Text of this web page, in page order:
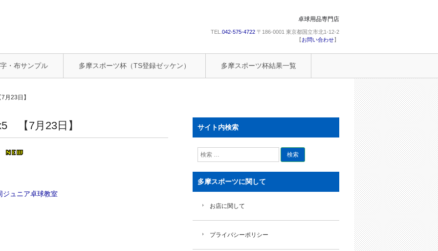
卓球用品専門店
TEL. 042-575-4722 〒186-0001 東京都国立市北1-12-2
【お問い合わせ】
・布サンプル 多摩スポーツ杯（TS登録ゼッケン） 多摩スポーツ杯結果一覧
23日】
【7月23日】
ジュニア卓球教室
サイト内検索
検
索
多摩スポーツに関して
お店に関して
プライバシーポリシー